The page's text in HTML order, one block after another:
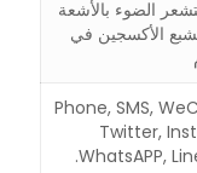
الضوء بالأشعة
الأكسجين في
Phone, SMS,
Twitter,
WhatsAPP,